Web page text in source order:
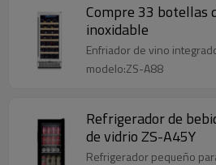
Compre 33 botellas
inoxidable
Enfriador de vino
modelo:ZS-A88
Refrigerador de
de vidrio ZS-A45Y
Refrigerador pequeño